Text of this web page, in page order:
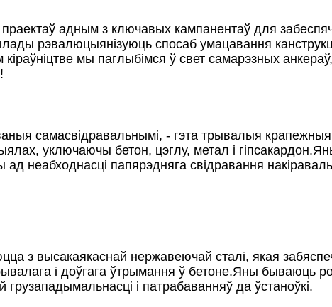
адным з ключавых кампанентаў для
рэвалюцыянізуюць спосаб умацавання
мы паглыбімся ў свет самарэзных
самасвідравальнымі, - гэта трывалыя
уключаючы бетон, цэглу, метал і
неабходнасці папярэдняга свідравання
з высакаякаснай нержавеючай сталі, якая
і доўгага ўтрымання ў бетоне.Яны бываюць
і патрабаванняў да ўстаноўкі.